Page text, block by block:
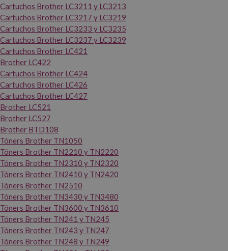
Cartuchos Brother LC3211 y LC3213
Cartuchos Brother LC3217 y LC3219
Cartuchos Brother LC3233 y LC3235
Cartuchos Brother LC3237 y LC3239
Cartuchos Brother LC421
Brother LC422
Cartuchos Brother LC424
Cartuchos Brother LC426
Cartuchos Brother LC427
Brother LC521
Brother LC527
Brother BTD108
Tóners Brother TN1050
Tóners Brother TN2210 y TN2220
Tóners Brother TN2310 y TN2320
Tóners Brother TN2410 y TN2420
Tóners Brother TN2510
Tóners Brother TN3430 y TN3480
Tóners Brother TN3600 y TN3610
Tóners Brother TN241 y TN245
Tóners Brother TN243 y TN247
Tóners Brother TN248 y TN249